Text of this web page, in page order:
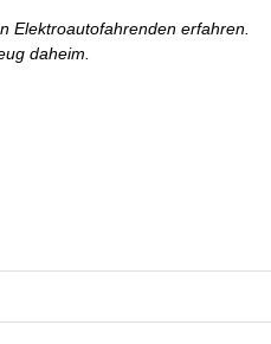
Elektroautofahrenden erfahren.
daheim.